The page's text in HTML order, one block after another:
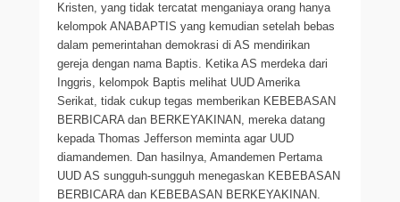
Kristen, yang tidak tercatat menganiaya orang hanya
kelompok ANABAPTIS yang kemudian setelah bebas
dalam pemerintahan demokrasi di AS mendirikan
gereja dengan nama Baptis. Ketika AS merdeka dari
Inggris, kelompok Baptis melihat UUD Amerika
Serikat, tidak cukup tegas memberikan KEBEBASAN
BERBICARA dan BERKEYAKINAN, mereka datang
kepada Thomas Jefferson meminta agar UUD
diamandemen. Dan hasilnya, Amandemen Pertama
UUD AS sungguh-sungguh menegaskan KEBEBASAN
BERBICARA dan KEBEBASAN BERKEYAKINAN.